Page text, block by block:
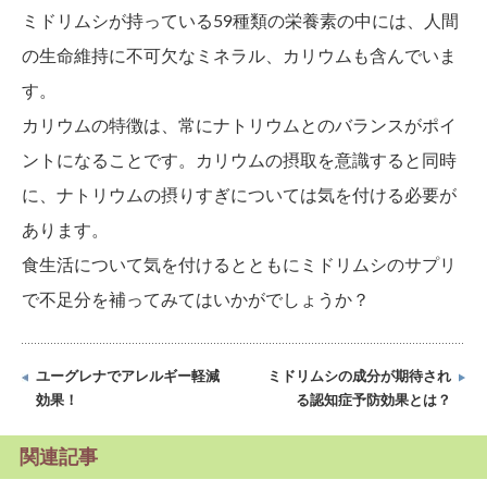
ミドリムシが持っている59種類の栄養素の中には、人間
の生命維持に不可欠なミネラル、カリウムも含んでいま
す。
カリウムの特徴は、常にナトリウムとのバランスがポイ
ントになることです。カリウムの摂取を意識すると同時
に、ナトリウムの摂りすぎについては気を付ける必要が
あります。
食生活について気を付けるとともにミドリムシのサプリ
で不足分を補ってみてはいかがでしょうか？
ユーグレナでアレルギー軽減
効果！
ミドリムシの成分が期待され
る認知症予防効果とは？
関連記事